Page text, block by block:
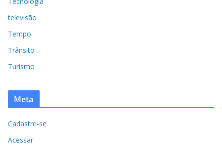
televisão
Tempo
Trânsito
Turismo
Meta
Cadastre-se
Acessar